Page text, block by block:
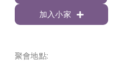
加入小家
聚會地點: